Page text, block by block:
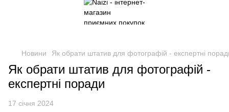
Новини Як обрати штатив для фотографій - експертні
Як обрати штатив для фотографій -
експертні поради
17 січня 2024